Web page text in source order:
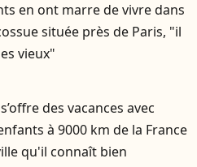
en ont marre de vivre dans
située près de Paris, "il
vieux"
des vacances avec
à 9000 km de la France
qu'il connaît bien